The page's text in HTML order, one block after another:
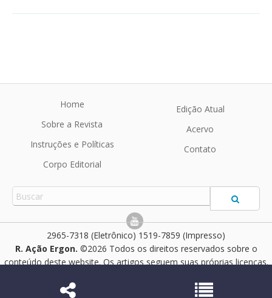
Home
Sobre a Revista
Instruções e Políticas
Corpo Editorial
Edição Atual
Acervo
Contato
2965-7318 (Eletrônico) 1519-7859 (Impresso)
R. Ação Ergon. ©2026 Todos os direitos reservados sobre o
conteúdo deste website. Os artigos seguem suas próprias licenças.